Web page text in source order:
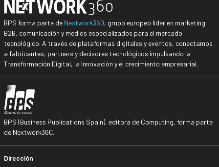
BPS forma parte de Nextwork360, grupo europeo líder en marketing
B2B, comunicación y medios especializados para el mercado
tecnológico. A través de plataformas digitales y eventos, conectamos
a fabricantes, partners y decisores tecnológicos impulsando la
Transformación Digital, la Innovación y el crecimiento empresarial.
BPS (Business Publications Spain), editora de Computing, forma parte
de Nextwork360.
Dirección